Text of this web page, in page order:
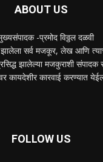
ABOUT US
-प्रमोद विठ्ठल दळवी
सर्व मजकूर, लेख आणि
झालेल्या मजकुराशी
कायदेशीर कारवाई करण्यात
FOLLOW US